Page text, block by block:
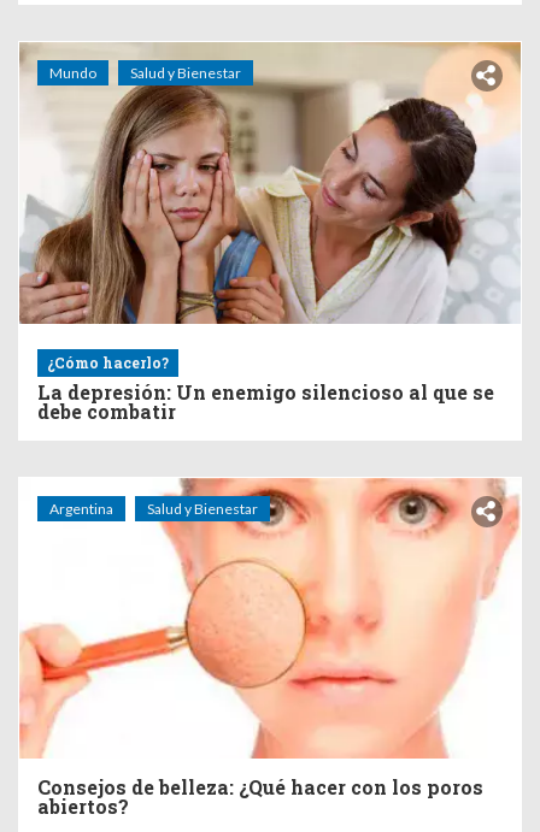
Mundo Salud y Bienestar
¿Cómo hacerlo?
La depresión: Un enemigo silencioso al que se
debe combatir
Argentina Salud y Bienestar
Consejos de belleza: ¿Qué hacer con los poros
abiertos?